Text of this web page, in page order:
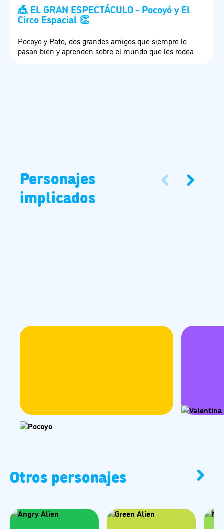
🎪 EL GRAN ESPECTÁCULO - Pocoyó y El
Circo Espacial 👏
Pocoyo y Pato, dos grandes amigos que siempre lo
pasan bien y aprenden sobre el mundo que les rodea.
Personajes
implicados
Otros personajes